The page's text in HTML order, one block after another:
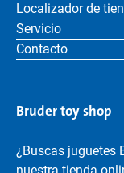
Localizador de
Servicio
Contacto
Bruder toy shop
¿Buscas juguetes